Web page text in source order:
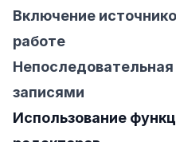
Включение
работе
записями
Использование